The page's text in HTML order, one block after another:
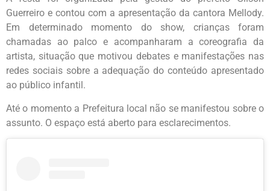
Guerreiro e contou com a apresentação da cantora Mellody.
Em determinado momento do show, crianças foram
chamadas ao palco e acompanharam a coreografia da
artista, situação que motivou debates e manifestações nas
redes sociais sobre a adequação do conteúdo apresentado
ao público infantil.
Até o momento a Prefeitura local não se manifestou sobre o
assunto. O espaço está aberto para esclarecimentos.